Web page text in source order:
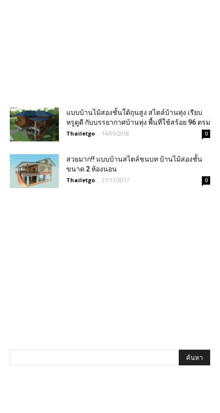
แบบบ้านไม้สองชั้นใต้ถุนสูง สไตล์บ้านทุ่ง เรียบ
หรูดูดี กับบรรยากาศบ้านทุ่ง พื้นที่ใช้สร้อย 96 ตรม
Thailetgo - 14/05/2018 0
สวยมาก!! แบบบ้านสไตล์ชนบท บ้านไม้สองชั้น
ขนาด 2 ห้องนอน
Thailetgo - 27/11/2017 0